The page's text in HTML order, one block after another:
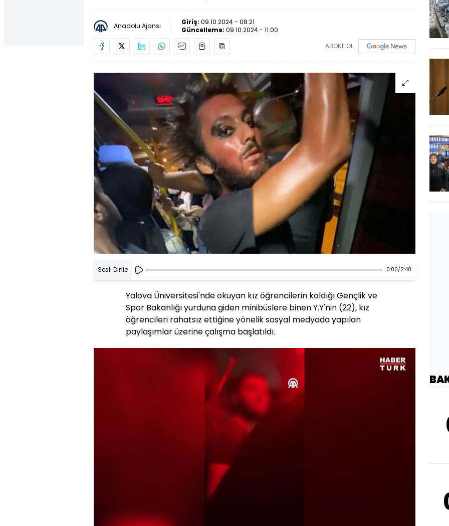
Anadolu Ajansı Giriş: 09.10.2024 - 08:21
Güncelleme: 09.10.2024 - 11:00
ABONE OL
Sesli Dinle 0:00/2:40
Yalova Üniversitesi'nde okuyan kız öğrencilerin kaldığı Gençlik ve
Spor Bakanlığı yurduna giden minibüslere binen Y.Y'nin (22), kız
öğrencileri rahatsız ettiğine yönelik sosyal medyada yapılan
paylaşımlar üzerine çalışma başlatıldı.
Sesi